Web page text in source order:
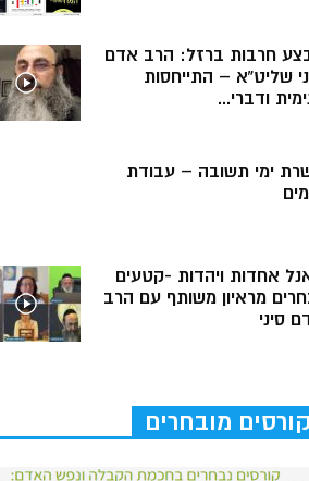
חרבות ברזל: הרב אדם
שליט”א – התייחסות
ודברי...
ימי תשובה – עבודת
אחדות ויהדות -קטעים
מראיון משותף עם הרב
סיני
קורסים מובחרים